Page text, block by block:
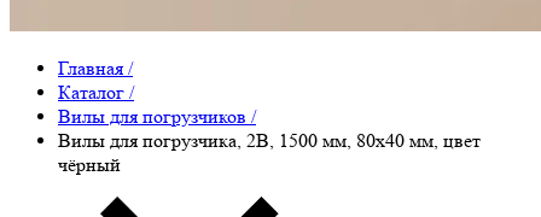
Главная /
Каталог /
Вилы для погрузчиков /
Вилы для погрузчика, 2B, 1500 мм, 80x40 мм, цвет
чёрный